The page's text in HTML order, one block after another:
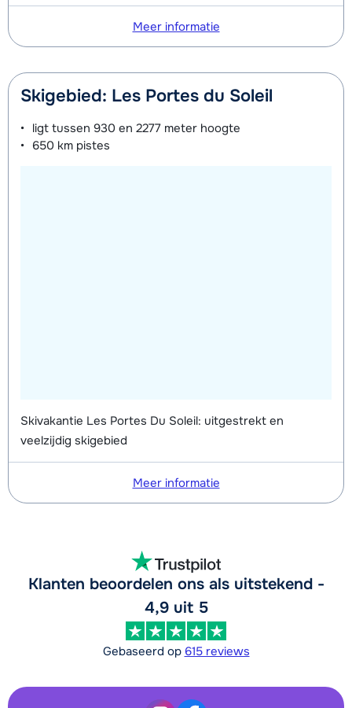
Meer informatie
Skigebied: Les Portes du Soleil
ligt tussen 930 en 2277 meter hoogte
650 km pistes
Skivakantie Les Portes Du Soleil: uitgestrekt en
veelzijdig skigebied
Meer informatie
Klanten beoordelen ons als uitstekend -
4,9 uit 5
Gebaseerd op 615 reviews